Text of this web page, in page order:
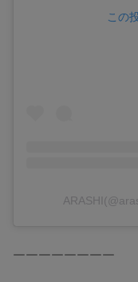
この
￣￣￣￣￣￣￣￣